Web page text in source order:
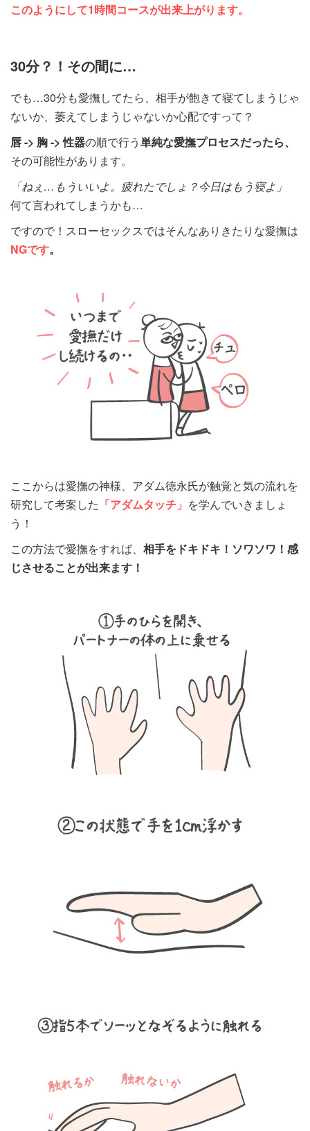
このようにして1時間コースが出来上がります。
30分？！その間に…
でも…30分も愛撫してたら、相手が飽きて寝てしまうじゃ
ないか、萎えてしまうじゃないか心配ですって？
唇 -> 胸 -> 性器の順で行う単純な愛撫プロセスだったら、
その可能性があります。
「ねぇ…もういいよ。疲れたでしょ？今日はもう寝よ」
何て言われてしまうかも…
ですので！スローセックスではそんなありきたりな愛撫は
NGです。
ここからは愛撫の神様、アダム徳永氏が触覚と気の流れを
研究して考案した 「アダムタッチ」 を学んでいきましょ
う！
この方法で愛撫をすれば、 相手をドキドキ！ソワソワ！感
じさせることが出来ます！